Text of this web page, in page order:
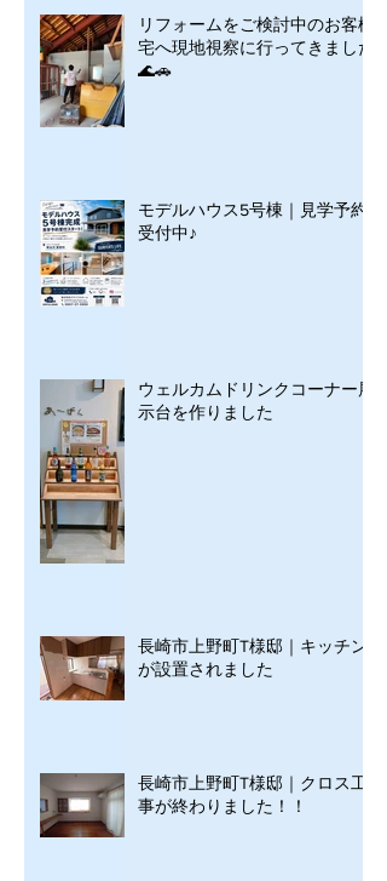
リフォームをご検討中のお客様
宅へ現地視察に行ってきました
🌊🚗
モデルハウス5号棟｜見学予約
受付中♪
ウェルカムドリンクコーナー展
示台を作りました
長崎市上野町T様邸｜キッチン
が設置されました
長崎市上野町T様邸｜クロス工
事が終わりました！！